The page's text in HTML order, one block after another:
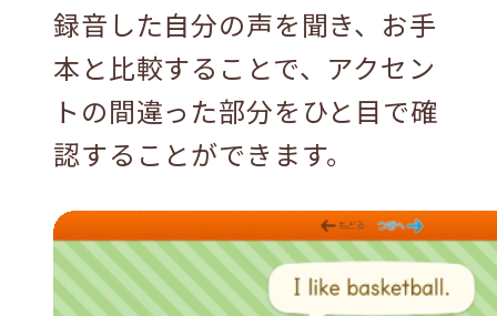
録音した自分の声を聞き、お手
本と比較することで、アクセン
トの間違った部分をひと目で確
認することができます。